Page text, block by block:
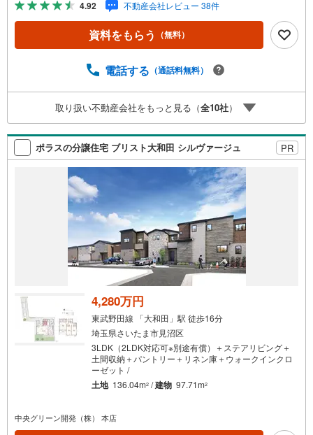
宝ハウスライフソリューションズグループ 東宝ハウス浦
和 特別提携金利〔一例〕東宝ハウス浦和の住宅ローン■変
動金利全期間引下げプラン⇒住宅ローン金利優遇割の最大
万円返済期間35年の総返済額の差額:303万円※2026年7月末
UBで生涯の安心をお届け◇東宝ハウスのライフパートナー
が直接ご対応ライフプランニング、かけつけサポート、Clu
b Of…
4.92 不動産会社レビュー 38件
資料をもらう （無料）
電話する （通話料無料）
取り扱い不動産会社をもっと見る（全10社）
ポラスの分譲住宅 ブリスト大和田 シルヴァージュ PR
4,280万円
東武野田線 「大和田」駅 徒歩16分
埼玉県さいたま市見沼区
3LDK（2LDK対応可※別途有償）＋ステアリビング＋
土間収納＋パントリー＋リネン庫＋ウォークインクロ
ーゼット /
土地 136.04m2 /建物 97.71m2
中央グリーン開発（株） 本店